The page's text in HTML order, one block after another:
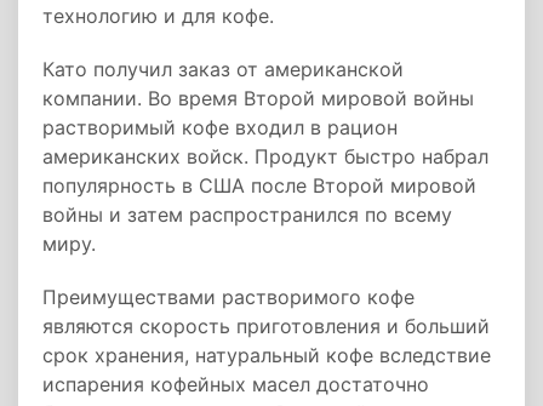
технологию и для кофе.
Като получил заказ от американской
компании. Во время Второй мировой войны
растворимый кофе входил в рацион
американских войск. Продукт быстро набрал
популярность в США после Второй мировой
войны и затем распространился по всему
миру.
Преимуществами растворимого кофе
являются скорость приготовления и больший
срок хранения, натуральный кофе вследствие
испарения кофейных масел достаточно